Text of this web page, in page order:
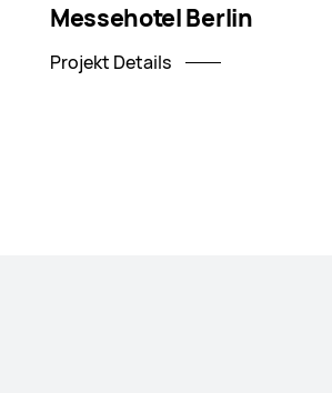
Messehotel Berlin
Projekt Details